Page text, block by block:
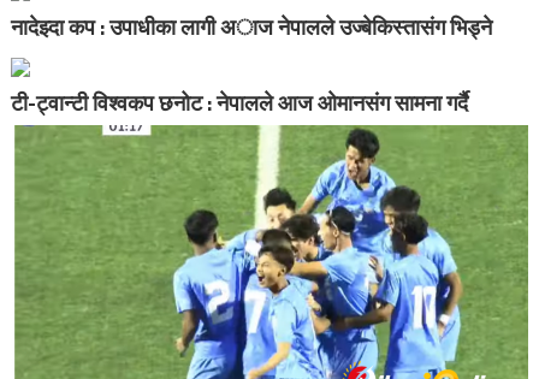
नादेझ्दा कप : उपाधीका लागी अाज नेपालले उज्बेकिस्तासंग भिड्ने
टी-ट्वान्टी विश्वकप छनोट : नेपालले आज ओमानसंग सामना गर्दै